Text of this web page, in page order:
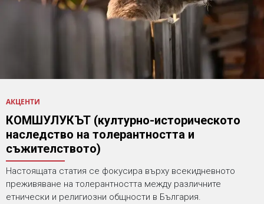
АКЦЕНТИ
КОМШУЛУКЪТ (културно-историческото
наследство на толерантността и
съжителството)
Настоящата статия се фокусира върху всекидневното
преживяване на толерантността между различните
етнически и религиозни общности в България.